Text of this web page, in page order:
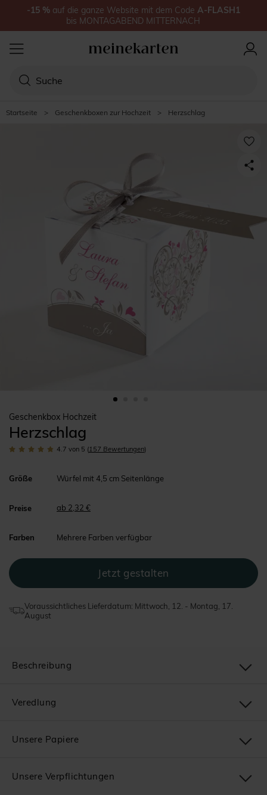
Startseite > Geschenkboxen zur Hochzeit > Herzschlag
Geschenkbox Hochzeit
Herzschlag
4.7 von 5 (157 Bewertungen)
Größe Würfel mit 4,5 cm Seitenlänge
Preise ab 2,32 €
Farben Mehrere Farben verfügbar
Voraussichtliches Lieferdatum: Mittwoch, 12. - Montag, 17.
August
Beschreibung
Veredlung
Unsere Papiere
Unsere Verpflichtungen
-15 % auf die ganze Website mit dem Code A-FLASH1
bis MONTAGABEND MITTERNACH